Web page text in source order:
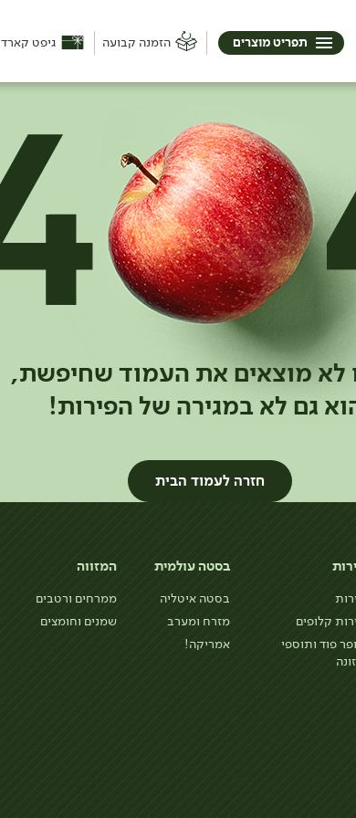
הזמנה קבועה גיפט קארד תפריט מוצרים
לא מוצאים את העמוד שחיפשת,
גם לא במגירה של הפירות!
חזרה לעמוד הבית
קלופים
פוד ותוספי
בסטה עולמית
בסטה איטליה
מזרח ומערב
אמריקה!
המזווה
ממרחים ורטבים
שמנים וחומצים